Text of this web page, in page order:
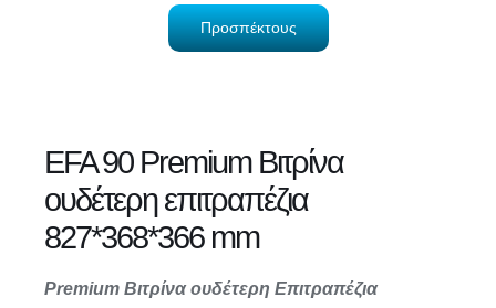
Προσπέκτους
EFA 90 Premium Βιτρίνα
ουδέτερη επιτραπέζια
827*368*366 mm
Premium Βιτρίνα ουδέτερη Επιτραπέζια